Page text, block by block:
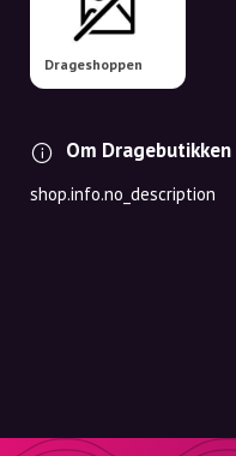
Drageshoppen
Om Dragebutikken
shop.info.no_description